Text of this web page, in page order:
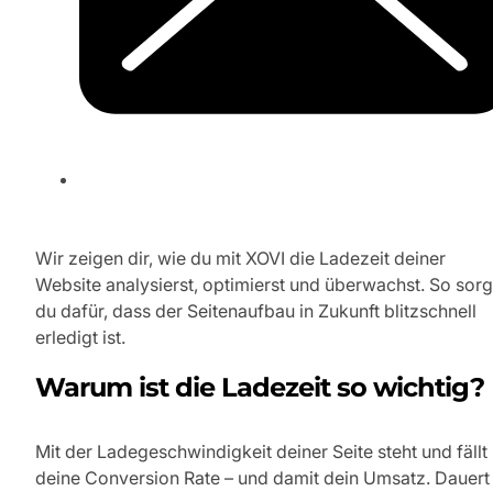
Wir zeigen dir, wie du mit XOVI die Ladezeit deiner
Website analysierst, optimierst und überwachst. So
du dafür, dass der Seitenaufbau in Zukunft blitzschnell
erledigt ist.
Warum ist die Ladezeit so wichtig?
Mit der Ladegeschwindigkeit deiner Seite steht und fällt
deine Conversion Rate – und damit dein Umsatz. Dauert